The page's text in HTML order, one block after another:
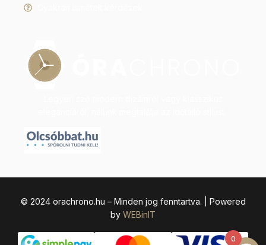
© 2024 orachrono.hu – Minden jog fenntartva. | Powered
by WEBinIT
0